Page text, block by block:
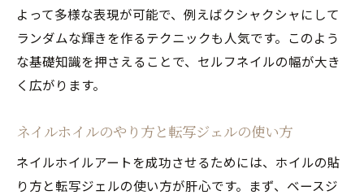
よって多様な表現が可能で、例えばクシャクシャにして
ランダムな輝きを作るテクニックも人気です。このよう
な基礎知識を押さえることで、セルフネイルの幅が大き
く広がります。
ネイルホイルのやり方と転写ジェルの使い方
ネイルホイルアートを成功させるためには、ホイルの貼
り方と転写ジェルの使い方が肝心です。まず、ベースジ